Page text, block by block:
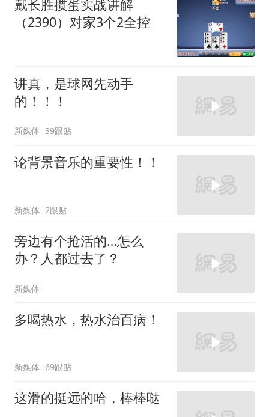
戴长胜掼蛋实战讲解
（2390）对家3个2全控
讲真，是球网先动手
的！！！
新媒体 39跟贴
论背景音乐的重要性！！
新媒体 2跟贴
旁边有个抢活的…怎么
办？人都过去了？
新媒体
多喝热水，热水治百病！
新媒体 69跟贴
这滑的挺远的哈，棒棒哒